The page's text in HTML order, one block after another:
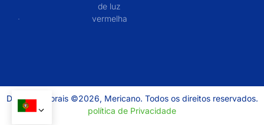
de luz
vermelha
Direitos autorais ©2026, Mericano. Todos os direitos reservados.
política de Privacidade